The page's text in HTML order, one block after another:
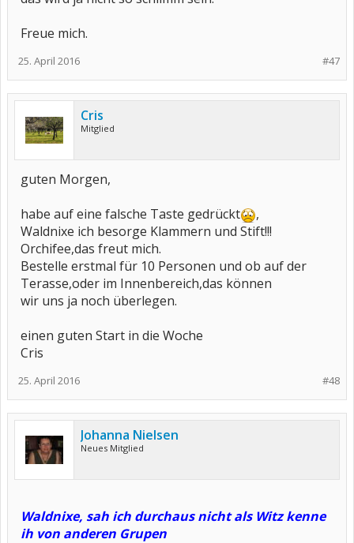
Freue mich.
#47
25. April 2016
Cris
Mitglied
guten Morgen,
habe auf eine falsche Taste gedrückt
,
Waldnixe ich besorge Klammern und Stift!!!
Orchifee,das freut mich.
Bestelle erstmal für 10 Personen und ob auf der
Terasse,oder im Innenbereich,das können
wir uns ja noch überlegen.
einen guten Start in die Woche
Cris
#48
25. April 2016
Johanna Nielsen
Neues Mitglied
Waldnixe, sah ich durchaus nicht als Witz kenne
ih von anderen Grupen